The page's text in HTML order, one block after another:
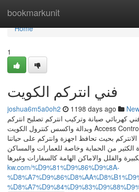
bookmarkunit
Home
Home
1
فني انتركم الكويت
joshua6m5a0oh2 1198 days ago
كهربائي صيانة وتركيب انتركم تصليح انتركم
وبدالة واكسس كنترول الكويت Access Control بالكويت شركة
بحيث تحافظ اجهزة وانتركم على حياتنا
من الحماية وخاصة للعمارات والمساكن
kw.com/%D9%81%D9%86%D9%8A-